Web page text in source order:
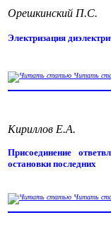
Орешкинский П.С.
Электризация
Читать
Кириллов Е.А.
Присоединение
остановки последних
Читать